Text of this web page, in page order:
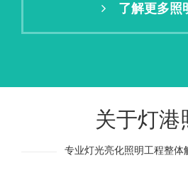
了解更多照
关于灯港
专业灯光亮化照明工程整体